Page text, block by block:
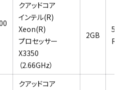
クアッドコア
インテル(R)
Xeon(R)
プロセッサー
X3350
（2.66GHz）
2GB
クアッドコア